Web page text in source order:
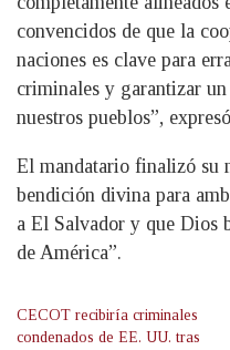
convencidos de que la
naciones es clave para
criminales y garantizar
nuestros pueblos”,
El mandatario finalizó su
bendición divina para
a El Salvador y que Dios
de América”.
CECOT recibiría criminales
condenados de EE. UU. tras